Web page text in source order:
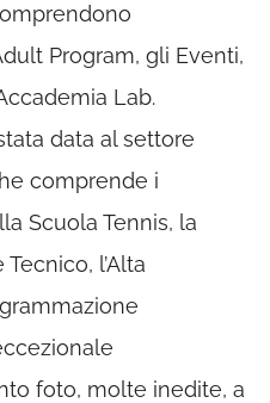
Program, gli Eventi,
Lab.
data al settore
comprende i
Scuola Tennis, la
l’Alta
foto, molte inedite, a